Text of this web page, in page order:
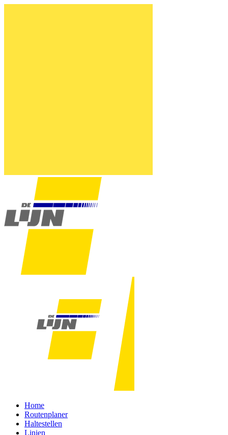
Home
Routenplaner
Haltestellen
Linien